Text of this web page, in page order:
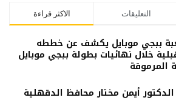
الاكثر قراءة التعليقات
ببجي موبايل يكشف عن خططه
خلال نهائيات بطولة ببجي موبايل
المرموقة
أيمن مختار محافظ الدقهلية